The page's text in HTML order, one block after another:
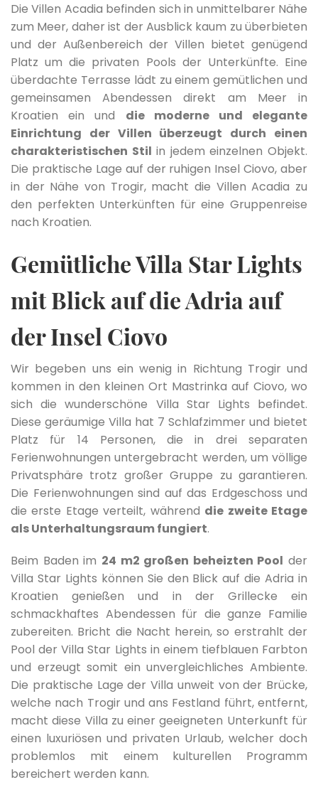
Die Villen Acadia befinden sich in unmittelbarer Nähe
zum Meer, daher ist der Ausblick kaum zu überbieten
und der Außenbereich der Villen bietet genügend
Platz um die privaten Pools der Unterkünfte. Eine
überdachte Terrasse lädt zu einem gemütlichen und
gemeinsamen Abendessen direkt am Meer in
Kroatien ein und die moderne und elegante
Einrichtung der Villen überzeugt durch einen
charakteristischen Stil in jedem einzelnen Objekt.
Die praktische Lage auf der ruhigen Insel Ciovo, aber
in der Nähe von Trogir, macht die Villen Acadia zu
den perfekten Unterkünften für eine Gruppenreise
nach Kroatien.
Gemütliche Villa Star Lights
mit Blick auf die Adria auf
der Insel Ciovo
Wir begeben uns ein wenig in Richtung Trogir und
kommen in den kleinen Ort Mastrinka auf Ciovo, wo
sich die wunderschöne Villa Star Lights befindet.
Diese geräumige Villa hat 7 Schlafzimmer und bietet
Platz für 14 Personen, die in drei separaten
Ferienwohnungen untergebracht werden, um völlige
Privatsphäre trotz großer Gruppe zu garantieren.
Die Ferienwohnungen sind auf das Erdgeschoss und
die erste Etage verteilt, während die zweite Etage
als Unterhaltungsraum fungiert.
Beim Baden im 24 m2 großen beheizten Pool der
Villa Star Lights können Sie den Blick auf die Adria in
Kroatien genießen und in der Grillecke ein
schmackhaftes Abendessen für die ganze Familie
zubereiten. Bricht die Nacht herein, so erstrahlt der
Pool der Villa Star Lights in einem tiefblauen Farbton
und erzeugt somit ein unvergleichliches Ambiente.
Die praktische Lage der Villa unweit von der Brücke,
welche nach Trogir und ans Festland führt, entfernt,
macht diese Villa zu einer geeigneten Unterkunft für
einen luxuriösen und privaten Urlaub, welcher doch
problemlos mit einem kulturellen Programm
bereichert werden kann.